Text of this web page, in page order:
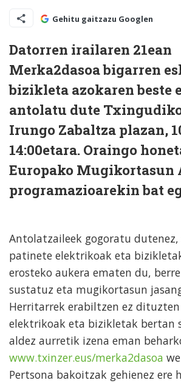
Gehitu gaitzazu Googlen
Datorren irailaren 21ean
Merka2dasoa bigarren
bizikleta azokaren beste
antolatu dute
Irungo Zabaltza plazan,
14:00etara. Oraingo
Europako Mugikortasun
programazioarekin bat
Antolatzaileek gogoratu
patinete elektrikoak eta
erosteko aukera ematen du,
sustatuz eta mugikortasun
Herritarrek erabiltzen ez
elektrikoak eta bizikletak bertan
aldez aurretik izena eman
www.txinzer.eus/merka2dasoa
Pertsona bakoitzak gehienez ere